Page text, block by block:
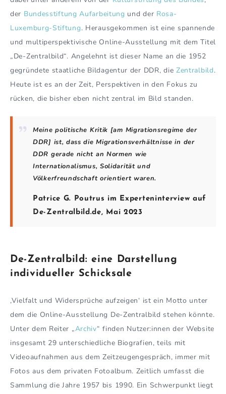
der Bundesstiftung Aufarbeitung und der Rosa-
Luxemburg-Stiftung. Herausgekommen ist eine spannende
und multiperspektivische Online-Ausstellung mit dem Titel
„De-Zentralbild“. Angelehnt ist dieser Name an die 1952
gegründete staatliche Bildagentur der DDR, die Zentralbild.
Heute ist es an der Zeit, Perspektiven in den Fokus zu
rücken, die bisher eben nicht zentral im Bild standen.
Meine politische Kritik [am Migrationsregime der
DDR] ist, dass die Migrationsverhältnisse in der
DDR gerade nicht an Normen wie
Internationalismus, Solidarität und
Völkerfreundschaft orientiert waren.
Patrice G. Poutrus im Experteninterview auf
De-Zentralbild.de, Mai 2023
De-Zentralbild: eine Darstellung
individueller Schicksale
‚Vielfalt und Widersprüche aufzeigen‘ ist ein Motto unter
dem die Online-Ausstellung De-Zentralbild stehen könnte.
Unter dem Reiter „Archiv“ finden Nutzer:innen der Website
insgesamt 29 unterschiedliche Biografien, teils mit
Videoaufnahmen aus dem Zeitzeugengespräch, immer mit
Fotos aus dem privaten Fotoalbum. Zeitlich umfasst die
Sammlung die Jahre 1957 bis 1990. Ein Schwerpunkt liegt